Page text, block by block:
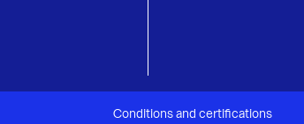
Conditions and certifications